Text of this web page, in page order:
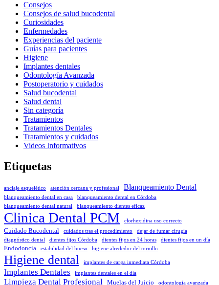
Consejos
Consejos de salud bucodental
Curiosidades
Enfermedades
Experiencias del paciente
Guías para pacientes
Higiene
Implantes dentales
Odontología Avanzada
Postoperatorio y cuidados
Salud bucodental
Salud dental
Sin categoría
Tratamientos
Tratamientos Dentales
Tratamientos y cuidados
Videos Informativos
Etiquetas
anclaje esquelético atención cercana y profesional Blanqueamiento Dental
blanqueamiento dental en casa
blanqueamiento dental en Córdoba
blanqueamiento dental natural
blanqueamiento dientes eficaz
Clinica Dental PCM clorhexidina uso correcto
Cuidado Bucodental cuidados tras el procedimiento
dejar de fumar cirugía
diagnóstico dental
dientes fijos Córdoba dientes fijos en 24 horas dientes fijos en un día
Endodoncia estabilidad del hueso higiene alrededor del tornillo
Higiene dental implantes de carga inmediata Córdoba
Implantes Dentales implantes dentales en el día
Limpieza Dental Profesional Muelas del Juicio odontología avanzada